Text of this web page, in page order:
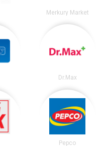
Merkury Market
Dr.Max
Pepco